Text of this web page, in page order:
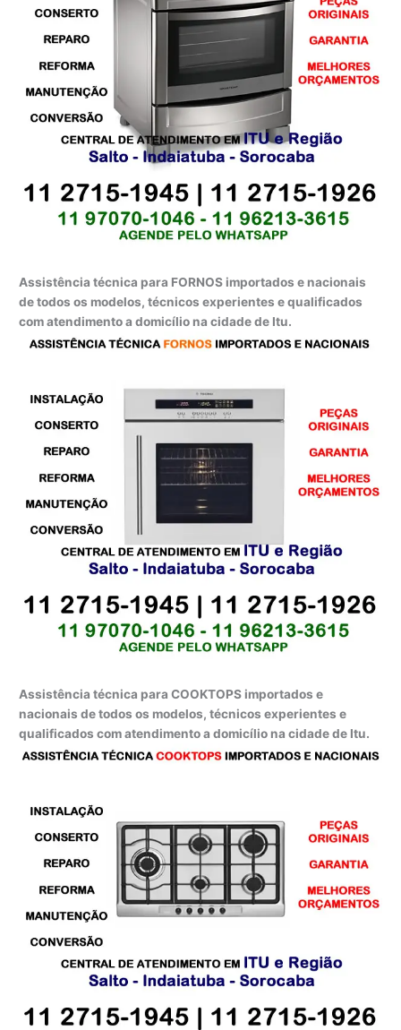
Assistência técnica para FORNOS importados e nacionais
de todos os modelos, técnicos experientes e qualificados
com atendimento a domicílio na cidade de Itu.
Assistência técnica para COOKTOPS importados e
nacionais de todos os modelos, técnicos experientes e
qualificados com atendimento a domicílio na cidade de Itu.